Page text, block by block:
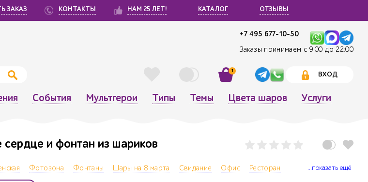
ЗАКАЗ КОНТАКТЫ НАМ 25 ЛЕТ! КАТАЛОГ ОТЗЫВЫ
+7 495 677-10-50
Заказы принимаем с 9:00 до 22:00
1
ВХОД
События Мультгерои Типы Темы Цвета шаров Услуги
и фонтан из шариков
...показать ещё
Фотозона Фонтаны Шары на 8 марта Свидание Офис Ресторан